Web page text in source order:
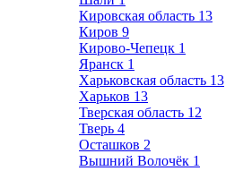
Кировская область 13
Киров 9
Кирово-Чепецк 1
Яранск 1
Харьковская область 13
Харьков 13
Тверская область 12
Тверь 4
Осташков 2
Вышний Волочёк 1